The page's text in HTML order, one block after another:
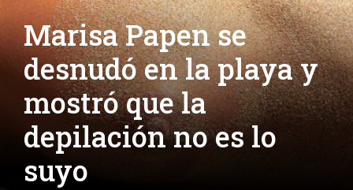
Marisa Papen se
desnudó en la playa y
mostró que la
depilación no es lo
suyo